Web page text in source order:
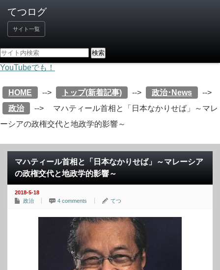
サイト一覧
YouTubeでも！
HOME --> トップ(新着記事) --> 政治･News
-->
政治
-->
マハティール首相と「日本なかりせば」～マレ
ーシアの政権交代と地政学的影響～
マハティール首相と「日本なかりせば」～マレーシア
の政権交代と地政学的影響～
2018-5-18
政治
4 comments てつ